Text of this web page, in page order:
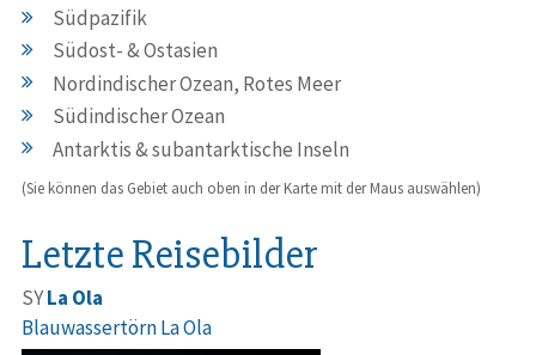
Südpazifik
Südost- & Ostasien
Nordindischer Ozean, Rotes Meer
Südindischer Ozean
Antarktis & subantarktische Inseln
(Sie können das Gebiet auch oben in der Karte mit der Maus auswählen)
Letzte Reisebilder
SYLa Ola
Blauwassertörn La Ola